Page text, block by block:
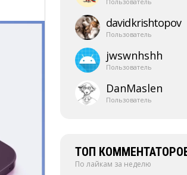
davidkrishtopov
Пользователь
jwswnhshh
Пользователь
DanMaslen
Пользователь
ТОП
По лайкам за неделю